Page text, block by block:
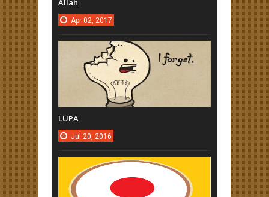
Allah
Apr 02, 2017
LUPA
Jul 20, 2016